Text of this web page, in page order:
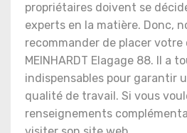
propriétaires doivent se
experts en la matière. Donc,
recommander de placer votre
MEINHARDT Elagage 88. Il a
indispensables pour garantir
qualité de travail. Si vous
renseignements